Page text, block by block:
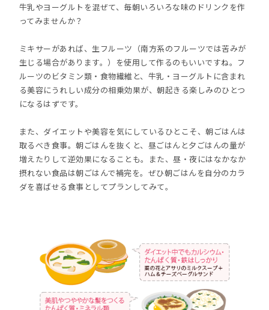
牛乳やヨーグルトを混ぜて、毎朝いろいろな味のドリンクを作
ってみませんか？
ミキサーがあれば、生フルーツ（南方系のフルーツでは苦みが
生じる場合があります。）を使用して作るのもいいですね。フ
ルーツのビタミン類・食物繊維と、牛乳・ヨーグルトに含まれ
る美容にうれしい成分の相乗効果が、朝起きる楽しみのひとつ
になるはずです。
また、ダイエットや美容を気にしているひとこそ、朝ごはんは
取るべき食事。朝ごはんを抜くと、昼ごはんと夕ごはんの量が
増えたりして逆効果になることも。また、昼・夜にはなかなか
摂れない食品は朝ごはんで補完を。ぜひ朝ごはんを自分のカラ
ダを喜ばせる食事としてプランしてみて。